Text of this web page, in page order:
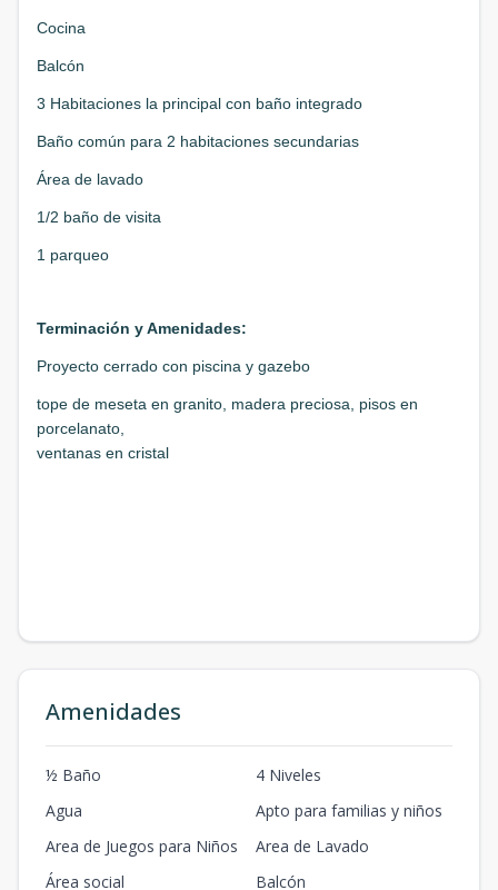
Cocina
Balcón
3 Habitaciones la principal con baño integrado
Baño común para 2 habitaciones secundarias
Área de lavado
1/2 baño de visita
1 parqueo
Terminación y Amenidades:
Proyecto cerrado con piscina y gazebo
tope de meseta en granito, madera preciosa, pisos en
porcelanato,
ventanas en cristal
Amenidades
½ Baño
4 Niveles
Agua
Apto para familias y niños
Area de Juegos para Niños
Area de Lavado
Área social
Balcón